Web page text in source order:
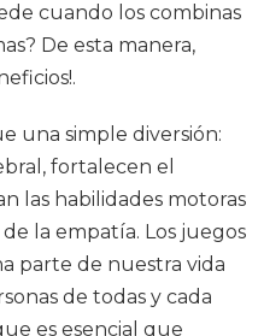
cuando los combinas
De esta manera,
una simple diversión:
fortalecen el
las habilidades motoras
la empatía. Los juegos
parte de nuestra vida
de todas y cada
es esencial que